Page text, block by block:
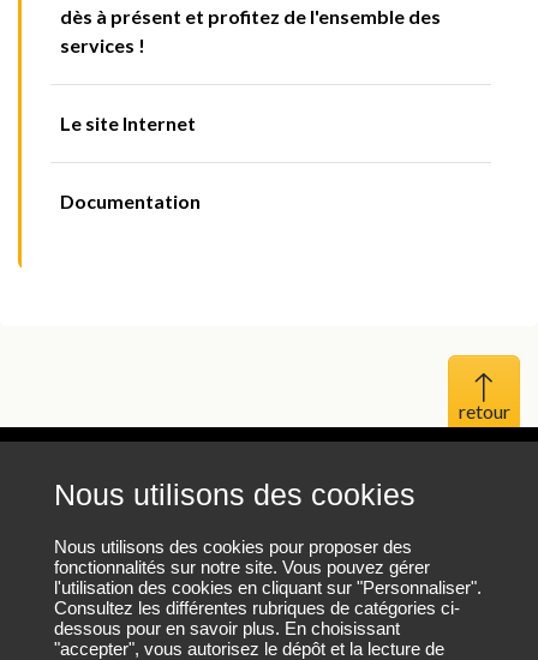
Nous utilisons des cookies
Nous utilisons des cookies pour proposer des
fonctionnalités sur notre site. Vous pouvez gérer
l'utilisation des cookies en cliquant sur "Personnaliser".
Consultez les différentes rubriques de catégories ci-
dessous pour en savoir plus. En choisissant
"accepter", vous autorisez le dépôt et la lecture de
dès à présent et profitez de l'ensemble des
services !
Le site Internet
Documentation
Haut
Mentions légales
Protection des données personnelles
Plan du site